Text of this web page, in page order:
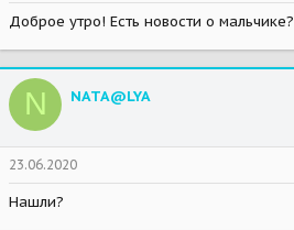
Доброе утро! Есть новости о мальчике?
N NATA@LYA
23.06.2020
Нашли?